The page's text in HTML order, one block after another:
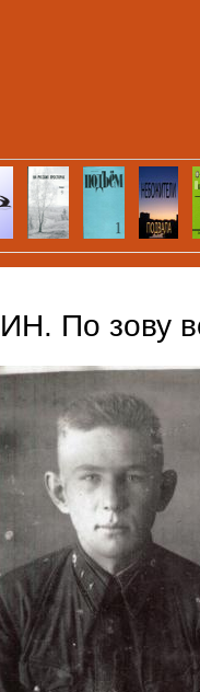
По зову